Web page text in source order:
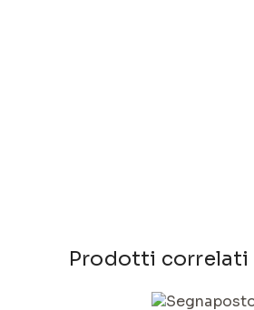
Prodotti correlati